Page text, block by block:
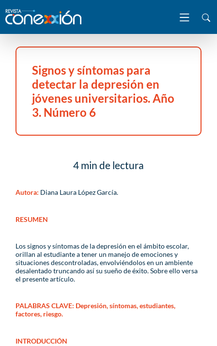
Signos y síntomas para
detectar la depresión en
jóvenes universitarios. Año
3. Número 6
4 min de lectura
Autora: Diana Laura López García.
RESUMEN
Los signos y síntomas de la depresión en el ámbito escolar,
orillan al estudiante a tener un manejo de emociones y
situaciones descontroladas, envolviéndolos en un ambiente
desalentado truncando así su sueño de éxito. Sobre ello versa
el presente artículo.
PALABRAS CLAVE: Depresión, síntomas, estudiantes,
factores, riesgo.
INTRODUCCIÓN